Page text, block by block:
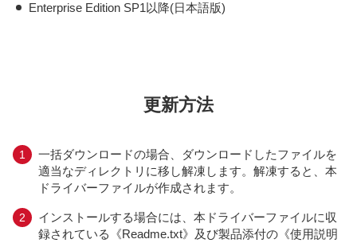
Enterprise Edition SP1以降(日本語版)
更新方法
一括ダウンロードの場合、ダウンロードしたファイルを
適当なディレクトリに移し解凍します。解凍すると、本
ドライバーファイルが作成されます。
インストールする場合には、本ドライバーファイルに収
録されている《Readme.txt》及び製品添付の《使用説明